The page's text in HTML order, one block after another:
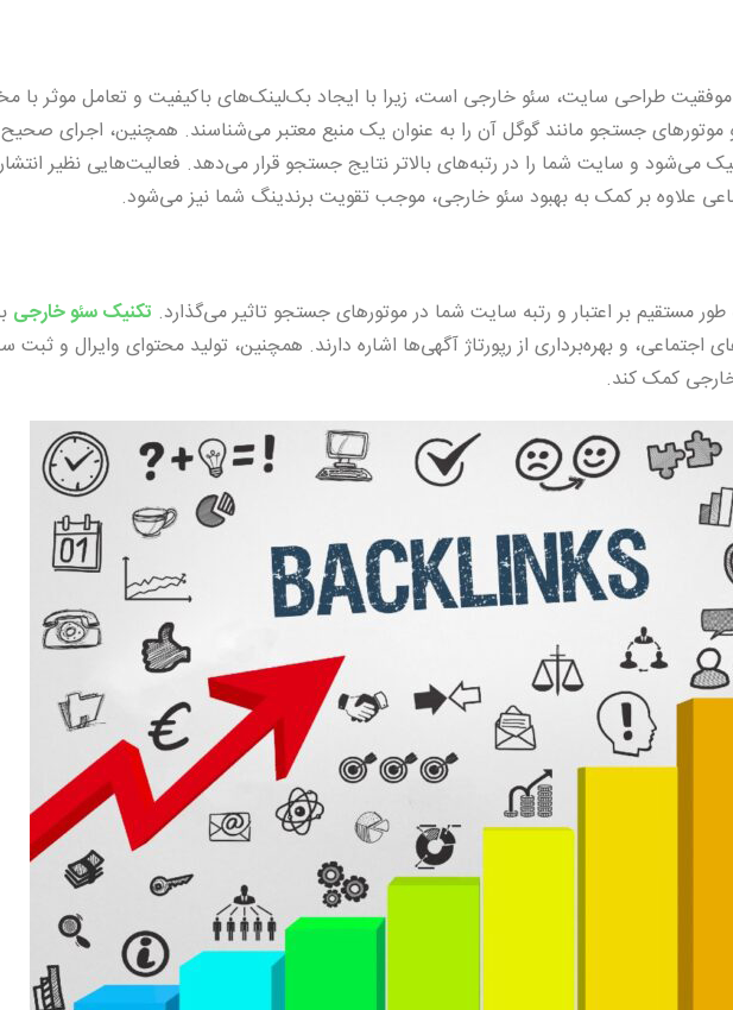
طراحی سایت، سئو خارجی است، زیرا با ایجاد بک‌لینک‌های باکیفیت و تعامل موثر با
موتورهای جستجو مانند گوگل آن را به عنوان یک منبع معتبر می‌شناسند. همچنین، اجرای
می‌شود و سایت شما را در رتبه‌های بالاتر نتایج جستجو قرار می‌دهد. فعالیت‌هایی نظیر انتشار
علاوه بر کمک به بهبود سئو خارجی، موجب تقویت برندینگ شما نیز می‌شود.
بر اعتبار و رتبه سایت شما در موتورهای جستجو تاثیر می‌گذارد. تکنیک سئو خارجی
و بهره‌برداری از رپورتاژ آگهی‌ها اشاره دارند. همچنین، تولید محتوای وایرال و ثبت
خارجی کمک کند.